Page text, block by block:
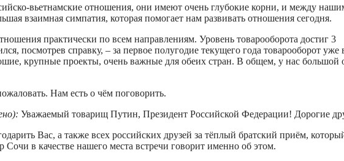
вьетнамские отношения, они имеют очень глубокие корни, и между
взаимная симпатия, которая помогает нам развивать отношения сегодня.
практически по всем направлениям. Уровень товарооборота достиг 3
посмотрев справку, – за первое полугодие текущего года товарооборот уже
крупные проекты, очень важные для обеих стран. В общем, у нас большой
Нам есть о чём поговорить.
Уважаемый товарищ Путин, Президент Российской Федерации! Дорогие
Вас, а также всех российских друзей за тёплый братский приём,
в качестве нашего места встречи говорит именно об этом.